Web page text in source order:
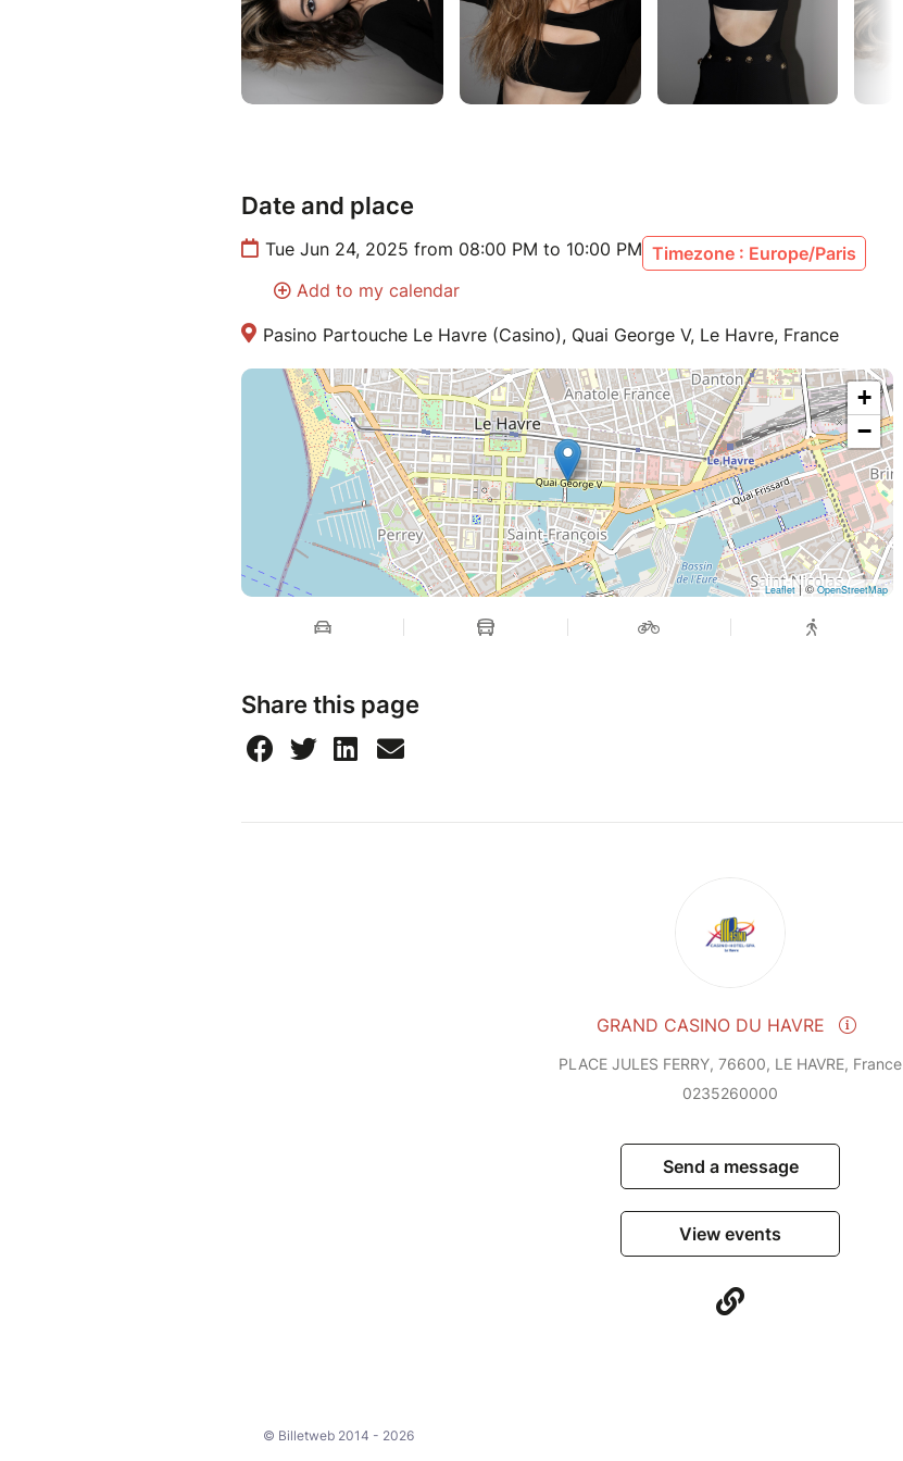
Date and place
Tue Jun 24, 2025 from 08:00 PM to 10:00 PM Timezone : Europe/Paris
Add to my calendar
Pasino Partouche Le Havre (Casino), Quai George V, Le Havre, France
+
−
Leaflet| ©OpenStreetMap
Share this page
GRAND CASINO DU HAVRE
PLACE JULES FERRY, 76600, LE HAVRE, France
0235260000
Send a message
View events
© Billetweb 2014 - 2026